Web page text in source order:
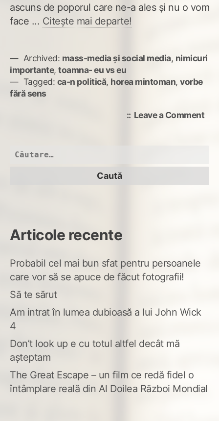
ascuns de poporul care ne-a ales și nu o vom
face ... Citește mai departe!
Archived: mass-media și social media, nimicuri
importante, toamna- eu vs eu
Tagged: ca-n politică, horea mintoman, vorbe
fără sens
Leave a Commenton
Caută
Articole recente
Probabil cel mai bun sfat pentru persoanele
care vor să se apuce de făcut fotografii!
Să te sărut
Am intrat în lumea dubioasă a lui John Wick
4
Don’t look up e cu totul altfel decât mă
așteptam
The Great Escape – un film ce redă fidel o
întâmplare reală din Al Doilea Război Mondial